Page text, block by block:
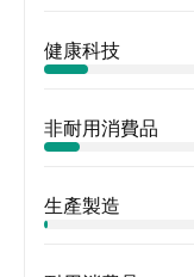
健康科技
非耐用消費品
生產製造